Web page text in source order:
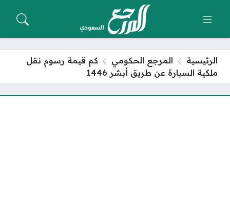
الرئيسية المرجع الحكومي
كم قيمة رسوم نقل
ملكية السيارة عن طريق أبشر 1446